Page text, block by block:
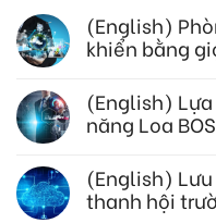
(English)
khiển bằng
(English)
năng Loa
(English)
thanh hội